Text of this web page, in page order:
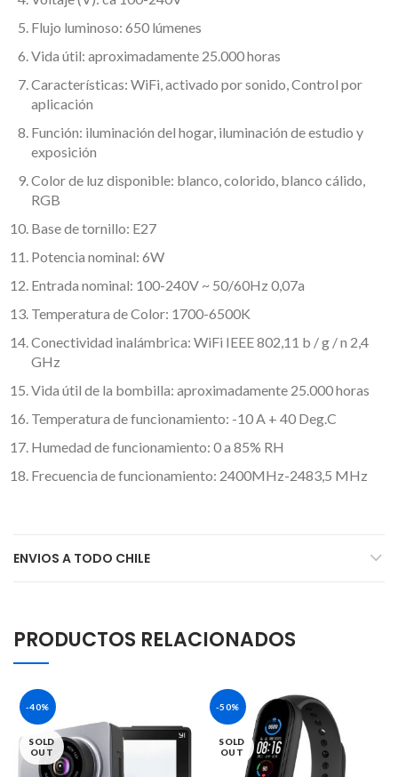
Flujo luminoso: 650 lúmenes
Vida útil: aproximadamente 25.000 horas
Características: WiFi, activado por sonido, Control por
aplicación
Función: iluminación del hogar, iluminación de estudio y
exposición
Color de luz disponible: blanco, colorido, blanco cálido,
RGB
Base de tornillo: E27
Potencia nominal: 6W
Entrada nominal: 100-240V ~ 50/60Hz 0,07a
Temperatura de Color: 1700-6500K
Conectividad inalámbrica: WiFi IEEE 802,11 b / g / n 2,4
GHz
Vida útil de la bombilla: aproximadamente 25.000 horas
Temperatura de funcionamiento: -10 A + 40 Deg.C
Humedad de funcionamiento: 0 a 85% RH
Frecuencia de funcionamiento: 2400MHz-2483,5 MHz
ENVIOS A TODO CHILE
PRODUCTOS RELACIONADOS
-40%
SOLD
OUT
-50%
SOLD
OUT